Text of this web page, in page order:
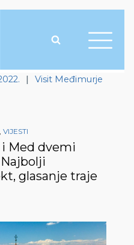
| Visit Međimurje
, VIJESTI
Med dvemi
glasanje traje